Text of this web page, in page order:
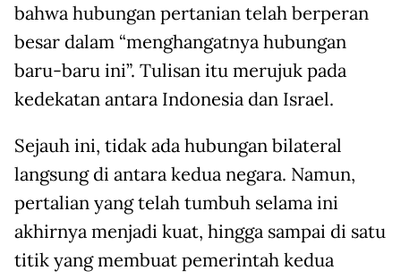
bahwa hubungan pertanian telah berperan
besar dalam “menghangatnya hubungan
baru-baru ini”. Tulisan itu merujuk pada
kedekatan antara Indonesia dan Israel.
Sejauh ini, tidak ada hubungan bilateral
langsung di antara kedua negara. Namun,
pertalian yang telah tumbuh selama ini
akhirnya menjadi kuat, hingga sampai di satu
titik yang membuat pemerintah kedua